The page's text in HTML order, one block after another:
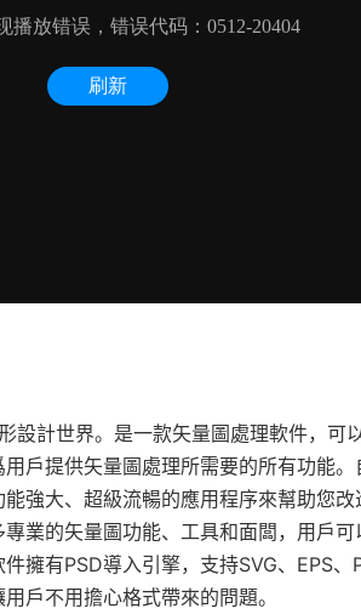
計世界。是一款矢量圖處理軟件，可
戶提供矢量圖處理所需要的所有功能
強大、超級流暢的應用程序來幫助您
業的矢量圖功能、工具和面闆，用戶
擁有PSD導入引擎，支持SVG、EPS
戶不用擔心格式帶來的問題。